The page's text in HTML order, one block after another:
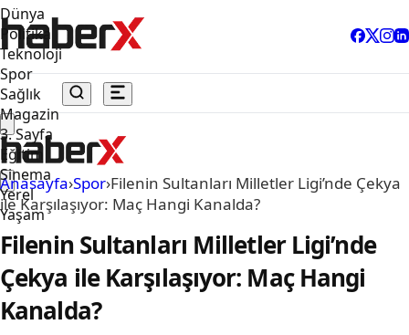
Dünya
Politika
Teknoloji
Spor
Sağlık
Magazin
3. Sayfa
Eğitim
Sinema
Yerel
Yaşam
Anasayfa›Spor›Filenin Sultanları Milletler Ligi’nde Çekya
ile Karşılaşıyor: Maç Hangi Kanalda?
Filenin Sultanları Milletler Ligi’nde
Çekya ile Karşılaşıyor: Maç Hangi
Kanalda?